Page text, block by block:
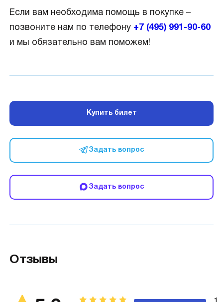
Если вам необходима помощь в покупке –
позвоните нам по телефону +7 (495) 991-90-60
и мы обязательно вам поможем!
Купить билет
Задать вопрос
Задать вопрос
Отзывы